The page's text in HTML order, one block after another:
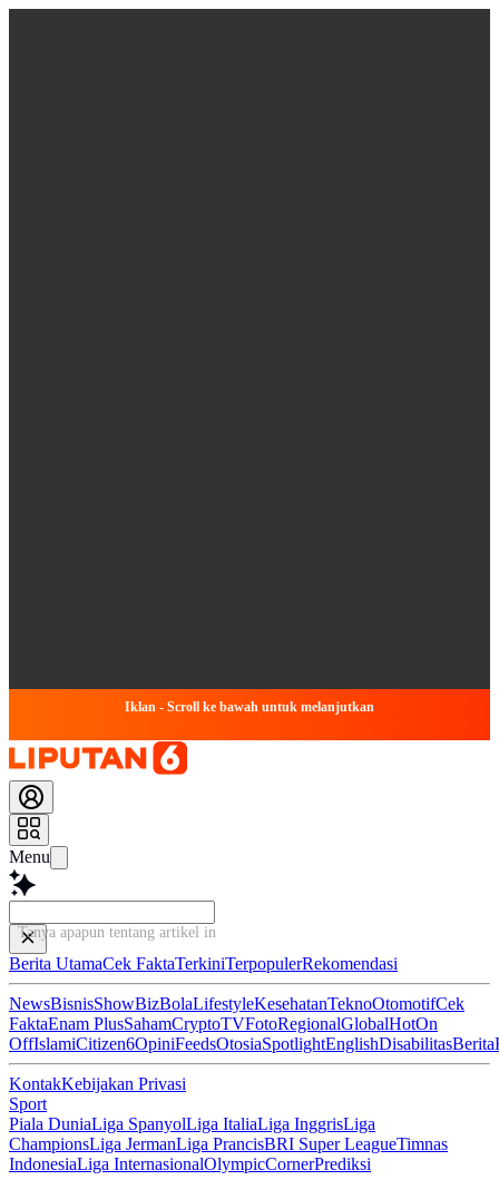
Iklan - Scroll ke bawah untuk melanjutkan
Menu
Tanya apapun tentang artikel ini...
Berita UtamaCek FaktaTerkiniTerpopulerRekomendasi
NewsBisnisShowBizBolaLifestyleKesehatanTeknoOtomotifCek
FaktaEnam PlusSahamCryptoTVFotoRegionalGlobalHotOn
OffIslamiCitizen6OpiniFeedsOtosiaSpotlightEnglishDisabilitasBerita
KontakKebijakan Privasi
Sport
Piala DuniaLiga SpanyolLiga ItaliaLiga InggrisLiga
ChampionsLiga JermanLiga PrancisBRI Super LeagueTimnas
IndonesiaLiga InternasionalOlympicCornerPrediksi